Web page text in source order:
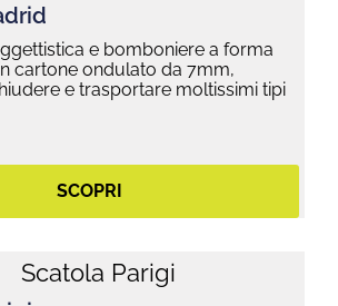
e bomboniere a forma
cartone ondulato da 7mm,
e trasportare moltissimi tipi
SCOPRI